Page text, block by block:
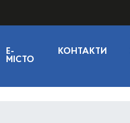
E-
МІСТО
КОНТАКТИ